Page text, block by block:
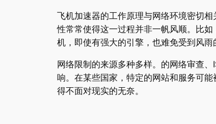
飞机加速器的工作原理与网络环境密切
性常常使得这一过程并非一帆风顺。比
机，即使有强大的引擎，也难免受到风雨
网络限制的来源多种多样。的网络审查
响。在某些国家，特定的网站和服务可
得不面对现实的无奈。